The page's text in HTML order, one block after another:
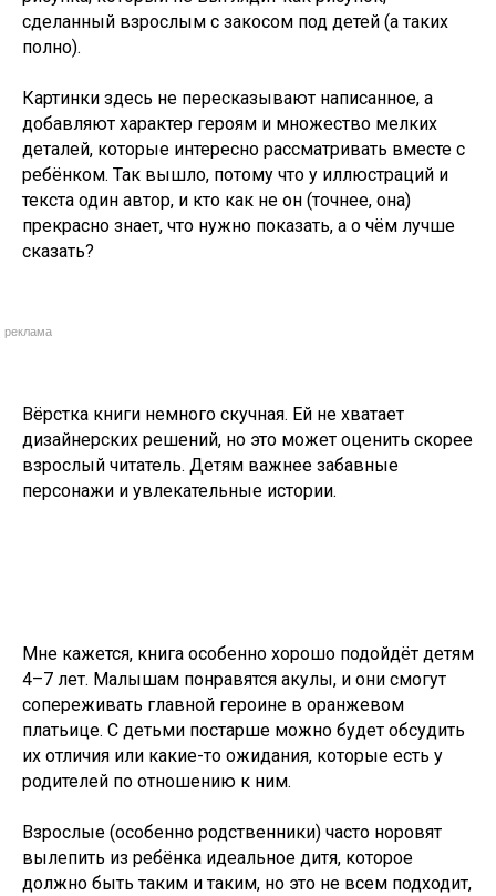
сделанный взрослым с закосом под детей (а таких
полно).
Картинки здесь не пересказывают написанное, а
добавляют характер героям и множество мелких
деталей, которые интересно рассматривать вместе с
ребёнком. Так вышло, потому что у иллюстраций и
текста один автор, и кто как не он (точнее, она)
прекрасно знает, что нужно показать, а о чём лучше
сказать?
реклама
Вёрстка книги немного скучная. Ей не хватает
дизайнерских решений, но это может оценить скорее
взрослый читатель. Детям важнее забавные
персонажи и увлекательные истории.
Мне кажется, книга особенно хорошо подойдёт детям
4–7 лет. Малышам понравятся акулы, и они смогут
сопереживать главной героине в оранжевом
платьице. С детьми постарше можно будет обсудить
их отличия или какие-то ожидания, которые есть у
родителей по отношению к ним.
Взрослые (особенно родственники) часто норовят
вылепить из ребёнка идеальное дитя, которое
должно быть таким и таким, но это не всем подходит,